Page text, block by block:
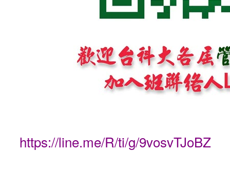
https://line.me/R/ti/g/9vosvTJoBZ